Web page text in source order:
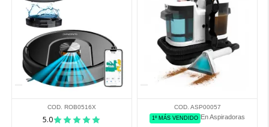
COD. ROB0516X
5.0
COD. ASP00057
1º MÁS VENDIDO En Aspiradoras